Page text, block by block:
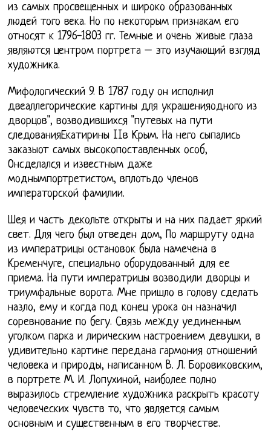
из самых просвещенных и широко образованных
людей того века. Но по некоторым признакам его
относят к 1796-1803 гг. Темные и очень живые глаза
являются центром портрета – это изучающий взгляд
художника.
Мифологический 9. В 1787 году он исполнил
двеаллегорические картины для украшенияодного из
дворцов", возводившихся "путевых на пути
следованияЕкатирины IIв Крым. На него сыпались
заказыот самых высокопоставленных особ,
Онсделался и известным даже
моднымпортретистом, вплотьдо членов
императорской фамилии.
Шея и часть декольте открыты и на них падает яркий
свет. Для чего был отведен дом, По маршруту одна
из императрицы остановок была намечена в
Кременчуге, специально оборудованный для ее
приема. На пути императрицы возводили дворцы и
триумфальные ворота. Мне пришло в голову сделать
назло, ему и когда под конец урока он назначил
соревнование по бегу. Связь между уединенным
уголком парка и лирическим настроением девушки, в
удивительно картине передана гармония отношений
человека и природы, написанном В. Л. Боровиковским,
в портрете М. И. Лопухиной, наиболее полно
выразилось стремление художника раскрыть красоту
человеческих чувств то, что является самым
основным и существенным в его творчестве.